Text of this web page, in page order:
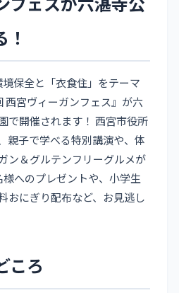
保全と「衣食住」をテーマ
西宮ヴィーガンフェス』が六
で開催されます！ 西宮市役所
親子で学べる特別講演や、体
ン＆グルテンフリーグルメが
へのプレゼントや、小学生
おにぎり配布など、お見逃し
ころ